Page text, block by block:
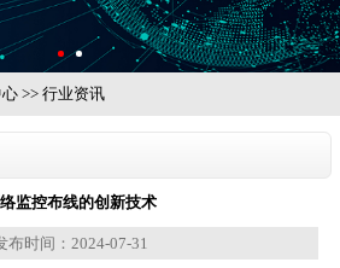
>> 行业资讯
监控布线的创新技术
布时间：2024-07-31